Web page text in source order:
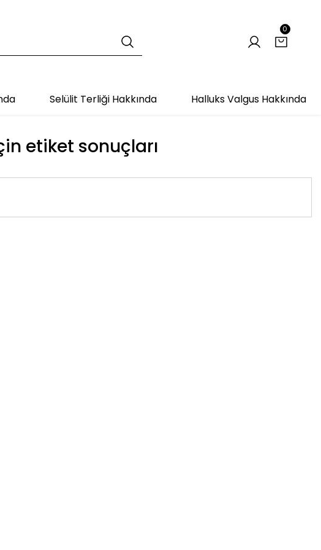
0
Selülit Terliği Hakkında Halluks Valgus Hakkında
etiket sonuçları